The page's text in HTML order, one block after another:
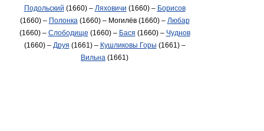
Подольский (1660) – Ляховичи (1660) – Борисов
(1660) – Полонка (1660) – Могилёв (1660) – Любар
(1660) – Слободище (1660) – Бася (1660) – Чуднов
(1660) – Друя (1661) – Кушликовы Горы (1661) –
Вильна (1661)